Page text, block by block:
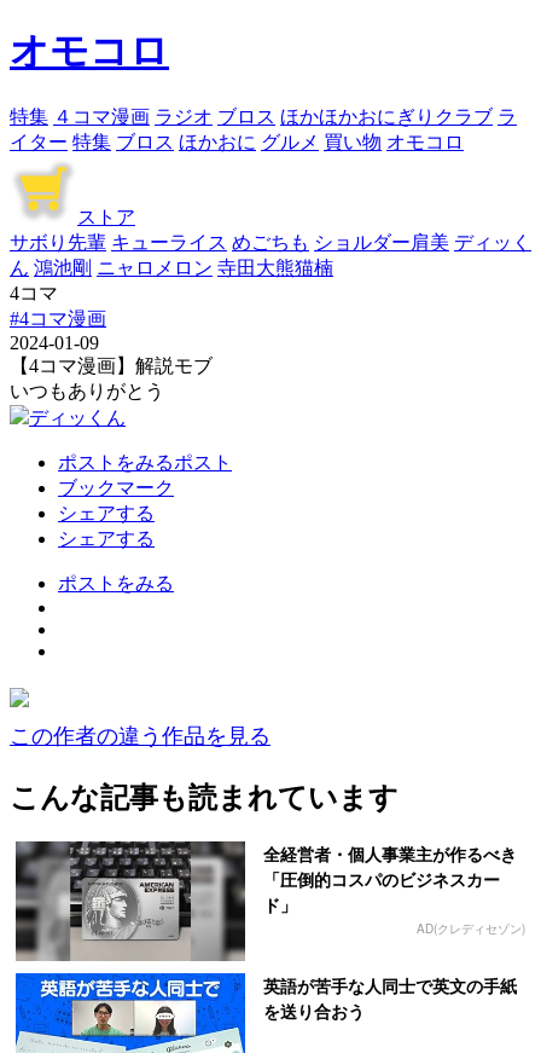
オモコロ
特集 ４コマ漫画 ラジオ ブロス ほかほかおにぎりクラブ ラ
イター 特集 ブロス ほかおに グルメ 買い物 オモコロ
ストア
サボり先輩 キューライス めごちも ショルダー肩美 ディッく
ん 鴻池剛 ニャロメロン 寺田大熊猫楠
4コマ
#4コマ漫画
2024-01-09
【4コマ漫画】解説モブ
いつもありがとう
ディッくん
ポストをみるポスト
ブックマーク
シェアする
シェアする
ポストをみる
この作者の違う作品を見る
こんな記事も読まれています
全経営者・個人事業主が作るべき
「圧倒的コスパのビジネスカー
ド」
AD(クレディセゾン)
英語が苦手な人同士で英文の手紙
を送り合おう